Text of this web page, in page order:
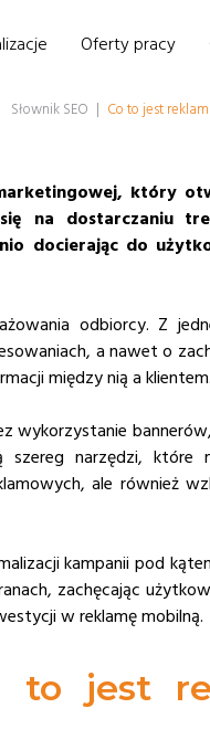
Oferty pracy
Słownik SEO | Co to jest
który
na dostarczaniu
docierając do
odbiorcy. Z
a nawet o
między nią a klientem.
wykorzystanie
narzędzi, które
ale również
kampanii pod
zachęcając
w reklamę mobilną.
to jest